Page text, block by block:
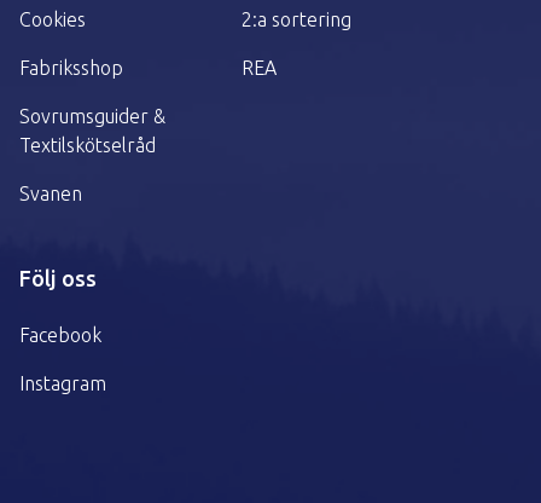
Cookies
Fabriksshop
Sovrumsguider &
Textilskötselråd
Svanen
2:a sortering
REA
Följ oss
Facebook
Instagram